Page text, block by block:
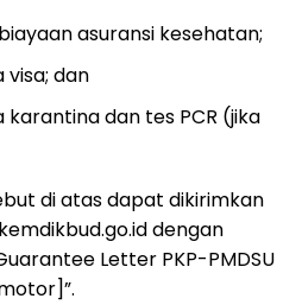
asuransi kesehatan;
visa; dan
dan tes PCR (jika
di atas dapat dikirimkan
dengan
Letter PKP-PMDSU